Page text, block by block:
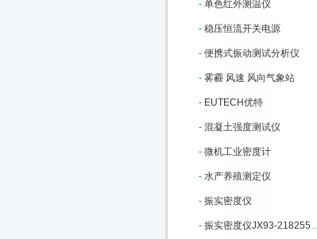
- 单色红外测温仪
- 稳压恒流开关电源
- 便携式振动测试分析仪
- 雾霾 风速 风向气象站
- EUTECH优特
- 混凝土强度测试仪
- 微机工业密度计
- 水产养殖测定仪
- 振实密度仪
- 振实密度仪JX93-218255库号：M218255